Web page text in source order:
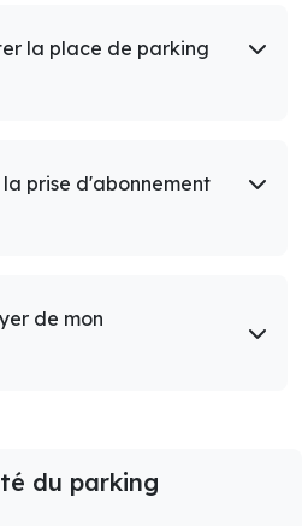
la place de parking
prise d'abonnement
de mon
du parking